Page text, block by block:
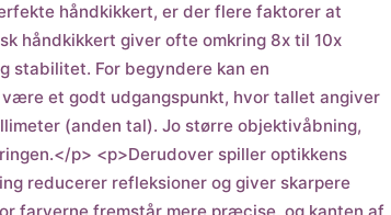
håndkikkert, er der flere faktorer at
håndkikkert giver ofte omkring 8x til 10x
stabilitet. For begyndere kan en
et godt udgangspunkt, hvor tallet angiver
(anden tal). Jo større objektivåbning,
p> <p>Derudover spiller optikkens
reducerer refleksioner og giver skarpere
farverne fremstår mere præcise, og kanten af